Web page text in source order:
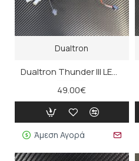
Dualtron
Dualtron Thunder III LED Controller
49.00€
Άμεση Αγορά